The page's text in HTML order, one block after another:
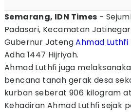
Semarang, IDN Times -
Padasari, Kecamatan
Gubernur JatengAhmad Luthfi
Adha 1447 Hijriyah.
Ahmad Luthfi juga
bencana tanah gerak desa
kurban seberat 906 kilogram
Kehadiran Ahmad Luthfi sejak